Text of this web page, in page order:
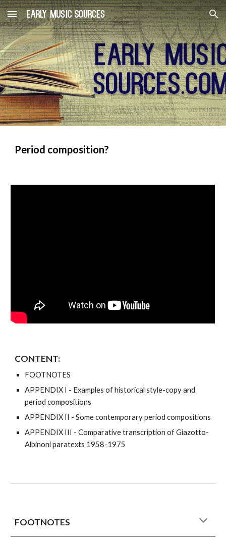
Skip to main content Skip to navigation
Period composition?
CONTENT:
FOOTNOTES
APPENDIX I - Examples of historical style-copy and
period compositions
APPENDIX II - Some contemporary period compositions
APPENDIX III - Comparative transcription of Giazotto-
Albinoni paratexts 1958-1975
FOOTNOTES